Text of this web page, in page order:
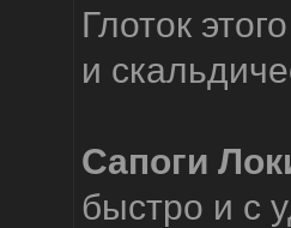
Глоток
и
Сапоги
быстро и с